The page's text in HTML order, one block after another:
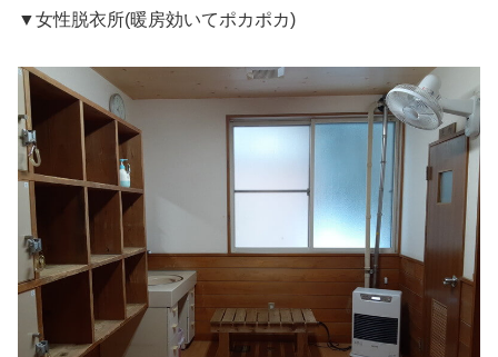
▼女性脱衣所(暖房効いてポカポカ)